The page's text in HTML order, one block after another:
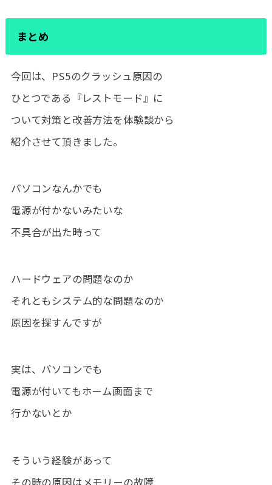
まとめ
今回は、PS5のクラッシュ原因の
ひとつである『レストモード』に
ついて対策と改善方法を体験談から
紹介させて頂きました。
パソコンなんかでも
電源が付かないみたいな
不具合が出た時って
ハードウェアの問題なのか
それともシステム的な問題なのか
原因を探すんですが
実は、パソコンでも
電源が付いてもホーム画面まで
行かないとか
そういう経験があって
その時の原因はメモリーの故障